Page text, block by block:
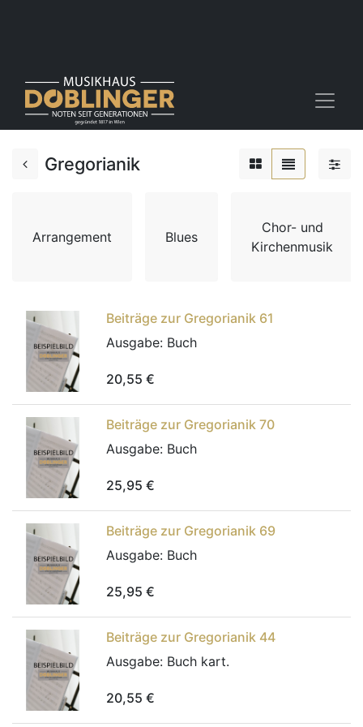
Gregorianik
Arrangement Blues
Chor- und
Kirchenmusik
Beiträge zur Gregorianik 61
Ausgabe: Buch
20,55 €
Beiträge zur Gregorianik 70
Ausgabe: Buch
25,95 €
Beiträge zur Gregorianik 69
Ausgabe: Buch
25,95 €
Beiträge zur Gregorianik 44
Ausgabe: Buch kart.
20,55 €